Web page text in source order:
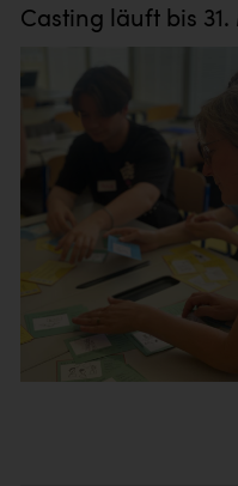
Casting läuft bis